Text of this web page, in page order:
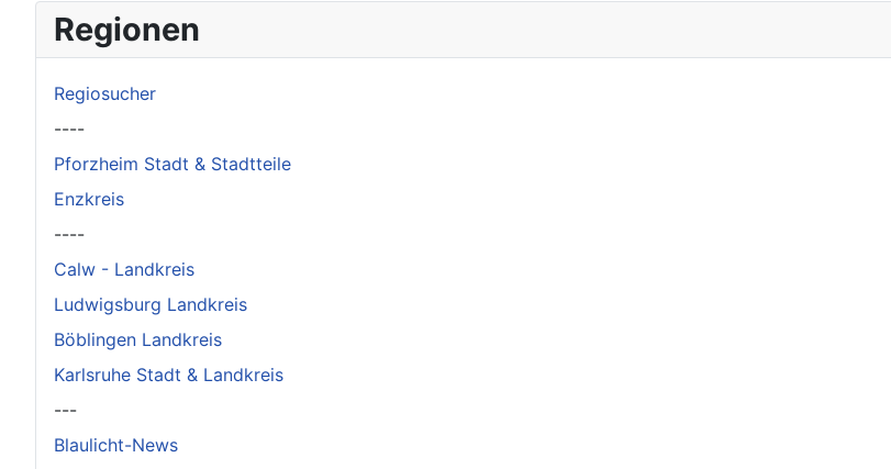
Original herunterladen
Regionen
Regiosucher
----
Pforzheim Stadt & Stadtteile
Enzkreis
----
Calw - Landkreis
Ludwigsburg Landkreis
Böblingen Landkreis
Karlsruhe Stadt & Landkreis
---
Blaulicht-News